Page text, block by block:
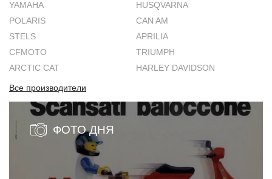
YAMAHA
HUSQVARNA
POLARIS
CAN AM
STELS
APRILIA
CFMOTO
TRIUMPH
ARCTIC CAT
HARLEY DAVIDSON
Все производители
ФОТО ДНЯ